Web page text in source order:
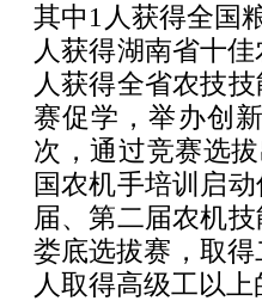
其中1人获得全国
人获得湖南省十
人获得全省农技
赛促学，举办创
次，通过竞赛选
国农机手培训启
届、第二届农机
娄底选拔赛，取
人取得高级工以上